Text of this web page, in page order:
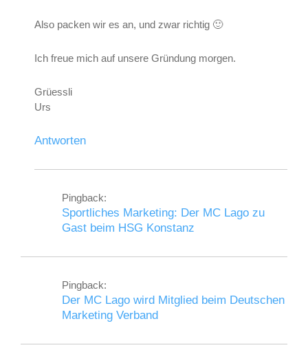
Also packen wir es an, und zwar richtig 🙂
Ich freue mich auf unsere Gründung morgen.
Grüessli
Urs
Antworten
Pingback:
Sportliches Marketing: Der MC Lago zu
Gast beim HSG Konstanz
Pingback:
Der MC Lago wird Mitglied beim Deutschen
Marketing Verband